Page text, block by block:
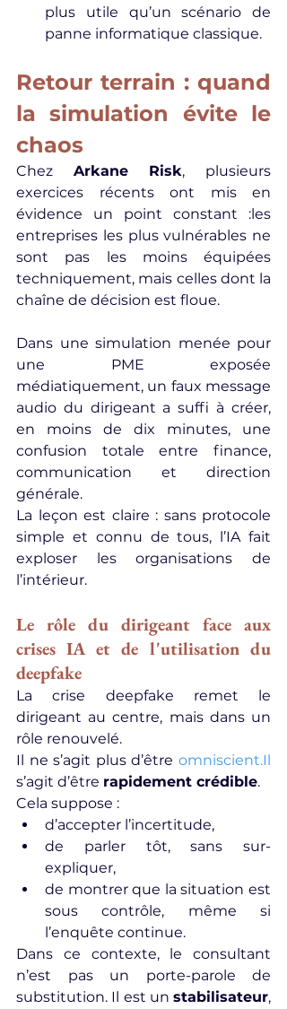
plus utile qu’un scénario de
panne informatique classique.
Retour terrain : quand
la simulation évite le
chaos
Chez Arkane Risk, plusieurs
exercices récents ont mis en
évidence un point constant :les
entreprises les plus vulnérables ne
sont pas les moins équipées
techniquement, mais celles dont la
chaîne de décision est floue.
Dans une simulation menée pour
une PME exposée
médiatiquement, un faux message
audio du dirigeant a suffi à créer,
en moins de dix minutes, une
confusion totale entre finance,
communication et direction
générale.
La leçon est claire : sans protocole
simple et connu de tous, l’IA fait
exploser les organisations de
l’intérieur.
Le rôle du dirigeant face aux
crises IA et de l'utilisation du
deepfake
La crise deepfake remet le
dirigeant au centre, mais dans un
rôle renouvelé.
Il ne s’agit plus d’être omniscient.Il
s’agit d’être rapidement crédible.
Cela suppose :
d’accepter l’incertitude,
de parler tôt, sans sur-
expliquer,
de montrer que la situation est
sous contrôle, même si
l’enquête continue.
Dans ce contexte, le consultant
n’est pas un porte-parole de
substitution. Il est un stabilisateur,